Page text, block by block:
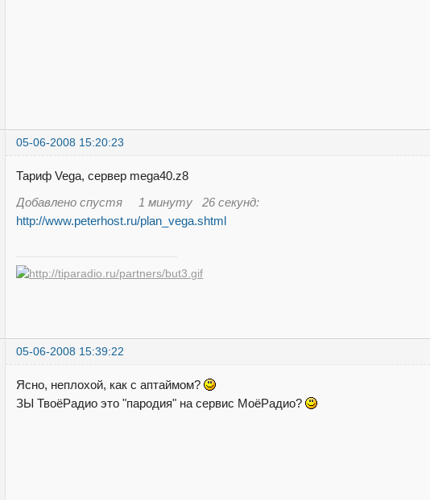
05-06-2008 15:20:23
Тариф Vega, сервер mega40.z8
Добавлено спустя 1 минуту 26 секунд:
http://www.peterhost.ru/plan_vega.shtml
05-06-2008 15:39:22
Ясно, неплохой, как с аптаймом?
ЗЫ ТвоёРадио это "пародия" на сервис МоёРадио?